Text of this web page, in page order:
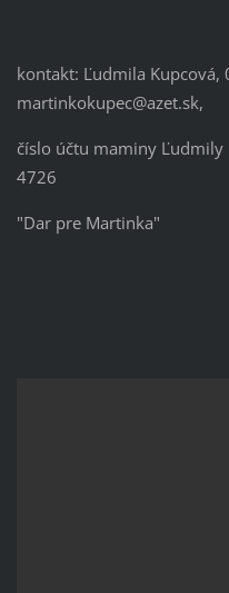
kontakt: Ľudmila Kupcová,
martinkokupec@azet.sk,
číslo účtu maminy
4726
"Dar pre Martinka"